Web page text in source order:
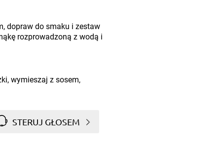
dopraw do smaku i zestaw
rozprowadzoną z wodą i
wymieszaj z sosem,
STERUJ GŁOSEM